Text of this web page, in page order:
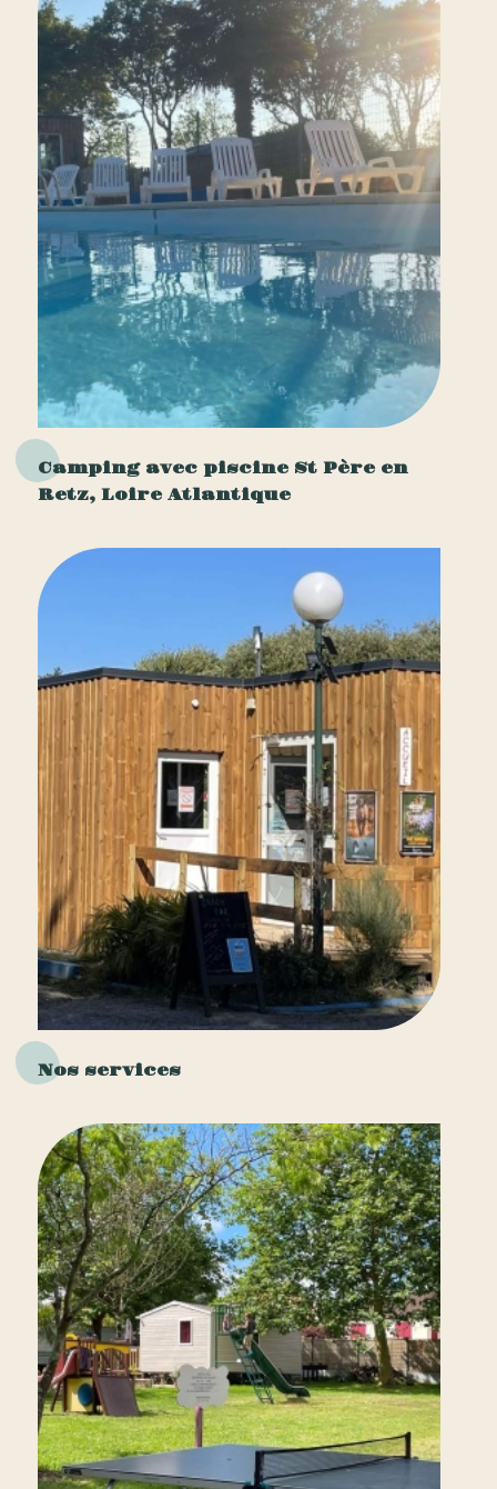
Camping avec piscine St Père en
Retz, Loire Atlantique
Nos services